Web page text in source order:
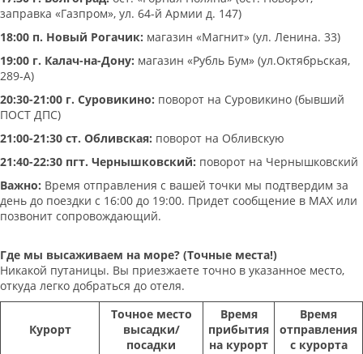
заправка «Газпром», ул. 64-й Армии д. 147)
18:00 п. Новый Рогачик: магазин «Магнит» (ул. Ленина. 33)
19:00 г. Калач-на-Дону: магазин «Рубль Бум» (ул.Октябрьская,
289-А)
20:30-21:00 г. Суровикино: поворот на Суровикино (бывший
ПОСТ ДПС)
21:00-21:30 ст. Обливская: поворот на Обливскую
21:40-22:30 пгт. Чернышковский: поворот на Чернышковский
Важно: Время отправления с вашей точки мы подтвердим за
день до поездки с 16:00 до 19:00. Придет сообщение в МАХ или
позвонит сопровождающий.
Где мы высаживаем на море? (Точные места!)
Никакой путаницы. Вы приезжаете точно в указанное место,
откуда легко добраться до отеля.
Курорт
Точное место
высадки/
посадки
Время
прибытия
на курорт
Время
отправления
с курорта